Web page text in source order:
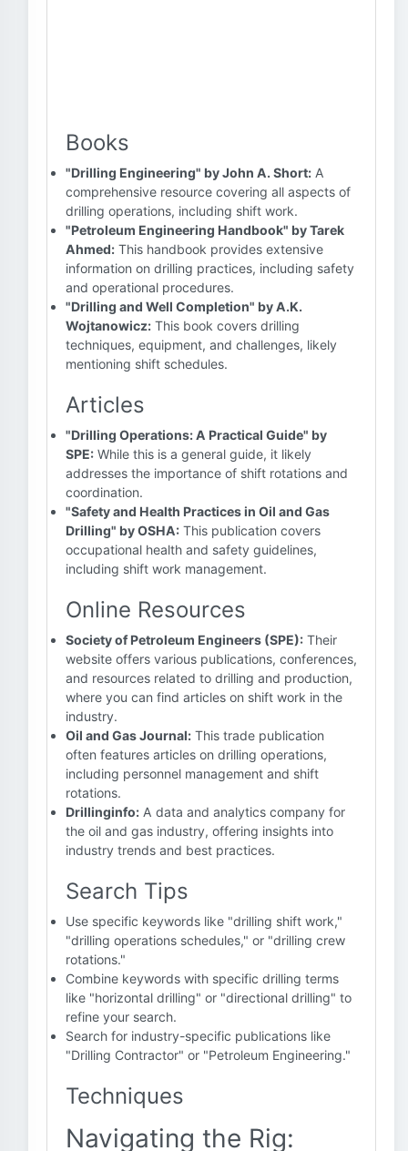
Books
"Drilling Engineering" by John A. Short: A
comprehensive resource covering all aspects of
drilling operations, including shift work.
"Petroleum Engineering Handbook" by Tarek
Ahmed: This handbook provides extensive
information on drilling practices, including safety
and operational procedures.
"Drilling and Well Completion" by A.K.
Wojtanowicz: This book covers drilling
techniques, equipment, and challenges, likely
mentioning shift schedules.
Articles
"Drilling Operations: A Practical Guide" by
SPE: While this is a general guide, it likely
addresses the importance of shift rotations and
coordination.
"Safety and Health Practices in Oil and Gas
Drilling" by OSHA: This publication covers
occupational health and safety guidelines,
including shift work management.
Online Resources
Society of Petroleum Engineers (SPE): Their
website offers various publications, conferences,
and resources related to drilling and production,
where you can find articles on shift work in the
industry.
Oil and Gas Journal: This trade publication
often features articles on drilling operations,
including personnel management and shift
rotations.
Drillinginfo: A data and analytics company for
the oil and gas industry, offering insights into
industry trends and best practices.
Search Tips
Use specific keywords like "drilling shift work,"
"drilling operations schedules," or "drilling crew
rotations."
Combine keywords with specific drilling terms
like "horizontal drilling" or "directional drilling" to
refine your search.
Search for industry-specific publications like
"Drilling Contractor" or "Petroleum Engineering."
Techniques
Navigating the Rig: